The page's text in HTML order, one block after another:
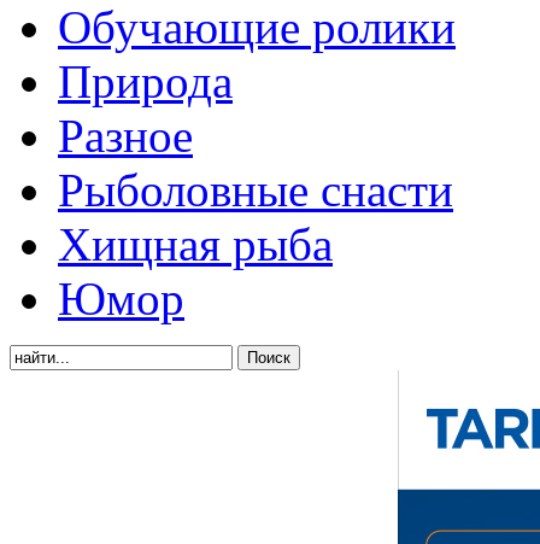
Обучающие ролики
Природа
Разное
Рыболовные снасти
Хищная рыба
Юмор